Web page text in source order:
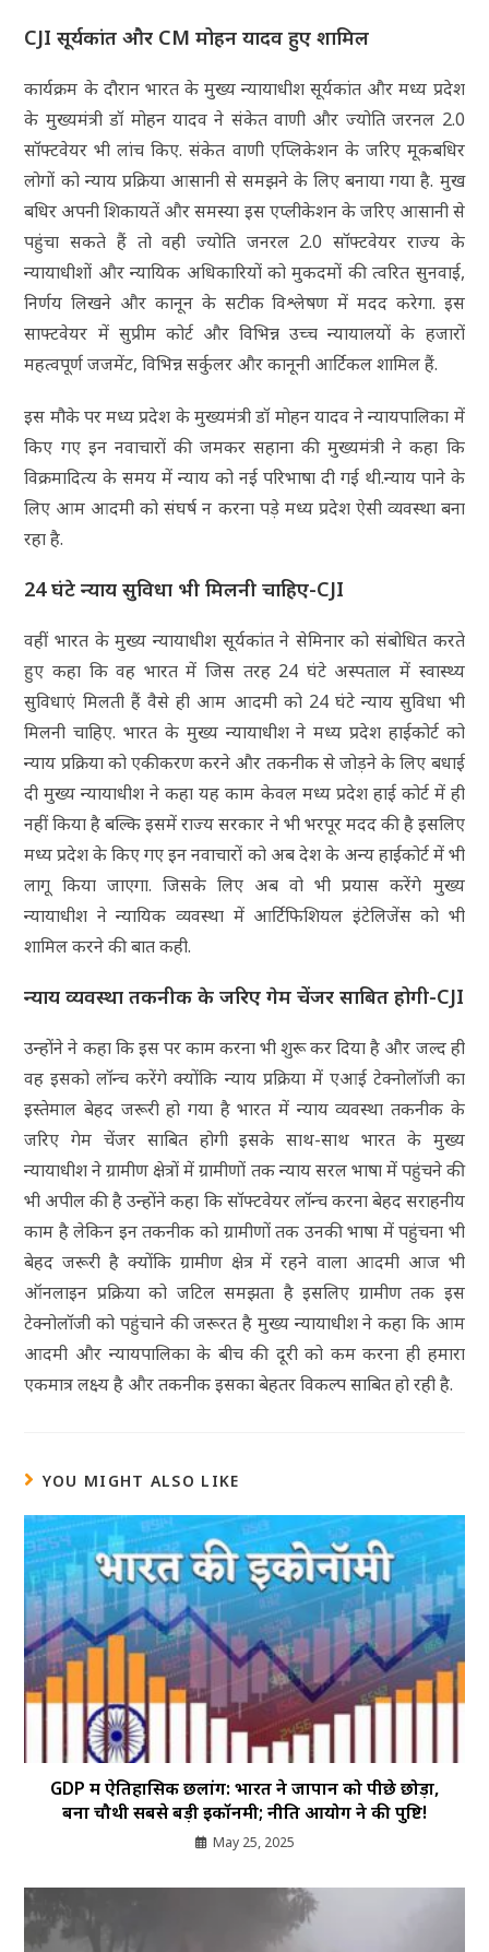
CJI सूर्यकांत और CM मोहन यादव हुए शामिल
कार्यक्रम के दौरान भारत के मुख्य न्यायाधीश सूर्यकांत और मध्य प्रदेश
के मुख्यमंत्री डॉ मोहन यादव ने संकेत वाणी और ज्योति जरनल 2.0
सॉफ्टवेयर भी लांच किए. संकेत वाणी एप्लिकेशन के जरिए मूकबधिर
लोगों को न्याय प्रक्रिया आसानी से समझने के लिए बनाया गया है. मुख
बधिर अपनी शिकायतें और समस्या इस एप्लीकेशन के जरिए आसानी से
पहुंचा सकते हैं तो वही ज्योति जनरल 2.0 सॉफ्टवेयर राज्य के
न्यायाधीशों और न्यायिक अधिकारियों को मुकदमों की त्वरित सुनवाई,
निर्णय लिखने और कानून के सटीक विश्लेषण में मदद करेगा. इस
साफ्टवेयर में सुप्रीम कोर्ट और विभिन्न उच्च न्यायालयों के हजारों
महत्वपूर्ण जजमेंट, विभिन्न सर्कुलर और कानूनी आर्टिकल शामिल हैं.
इस मौके पर मध्य प्रदेश के मुख्यमंत्री डॉ मोहन यादव ने न्यायपालिका में
किए गए इन नवाचारों की जमकर सहाना की मुख्यमंत्री ने कहा कि
विक्रमादित्य के समय में न्याय को नई परिभाषा दी गई थी.न्याय पाने के
लिए आम आदमी को संघर्ष न करना पड़े मध्य प्रदेश ऐसी व्यवस्था बना
रहा है.
24 घंटे न्याय सुविधा भी मिलनी चाहिए-CJI
वहीं भारत के मुख्य न्यायाधीश सूर्यकांत ने सेमिनार को संबोधित करते
हुए कहा कि वह भारत में जिस तरह 24 घंटे अस्पताल में स्वास्थ्य
सुविधाएं मिलती हैं वैसे ही आम आदमी को 24 घंटे न्याय सुविधा भी
मिलनी चाहिए. भारत के मुख्य न्यायाधीश ने मध्य प्रदेश हाईकोर्ट को
न्याय प्रक्रिया को एकीकरण करने और तकनीक से जोड़ने के लिए बधाई
दी मुख्य न्यायाधीश ने कहा यह काम केवल मध्य प्रदेश हाई कोर्ट में ही
नहीं किया है बल्कि इसमें राज्य सरकार ने भी भरपूर मदद की है इसलिए
मध्य प्रदेश के किए गए इन नवाचारों को अब देश के अन्य हाईकोर्ट में भी
लागू किया जाएगा. जिसके लिए अब वो भी प्रयास करेंगे मुख्य
न्यायाधीश ने न्यायिक व्यवस्था में आर्टिफिशियल इंटेलिजेंस को भी
शामिल करने की बात कही.
न्याय व्यवस्था तकनीक के जरिए गेम चेंजर साबित होगी-CJI
उन्होंने ने कहा कि इस पर काम करना भी शुरू कर दिया है और जल्द ही
वह इसको लॉन्च करेंगे क्योंकि न्याय प्रक्रिया में एआई टेक्नोलॉजी का
इस्तेमाल बेहद जरूरी हो गया है भारत में न्याय व्यवस्था तकनीक के
जरिए गेम चेंजर साबित होगी इसके साथ-साथ भारत के मुख्य
न्यायाधीश ने ग्रामीण क्षेत्रों में ग्रामीणों तक न्याय सरल भाषा में पहुंचने की
भी अपील की है उन्होंने कहा कि सॉफ्टवेयर लॉन्च करना बेहद सराहनीय
काम है लेकिन इन तकनीक को ग्रामीणों तक उनकी भाषा में पहुंचना भी
बेहद जरूरी है क्योंकि ग्रामीण क्षेत्र में रहने वाला आदमी आज भी
ऑनलाइन प्रक्रिया को जटिल समझता है इसलिए ग्रामीण तक इस
टेक्नोलॉजी को पहुंचाने की जरूरत है मुख्य न्यायाधीश ने कहा कि आम
आदमी और न्यायपालिका के बीच की दूरी को कम करना ही हमारा
एकमात्र लक्ष्य है और तकनीक इसका बेहतर विकल्प साबित हो रही है.
YOU MIGHT ALSO LIKE
GDP में ऐतिहासिक छलांग: भारत ने जापान को पीछे छोड़ा,
बना चौथी सबसे बड़ी इकॉनमी; नीति आयोग ने की पुष्टि!
May 25, 2025